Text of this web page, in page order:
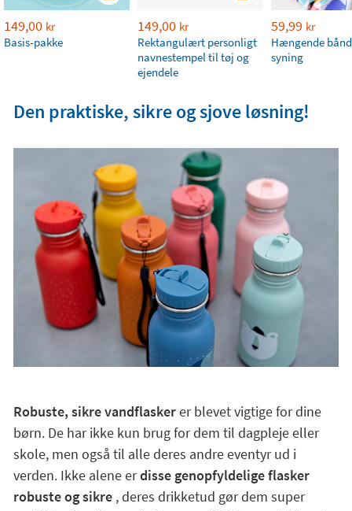
149,00 kr
Basis-pakke
149,00 kr
Rektangulært personligt
navnestempel til tøj og
ejendele
59,99 kr
Hængende
syning
Den praktiske, sikre og sjove løsning!
Robuste, sikre vandflaskerer blevet vigtige for dine
børn. De har ikke kun brug for dem til dagpleje eller
skole, men også til alle deres andre eventyr ud i
verden. Ikke alene erdisse genopfyldelige flasker
robuste og sikre, deres drikketud gør dem super